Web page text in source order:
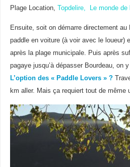
Plage Location,
Topdelire, Le monde
Ensuite, soit on démarre directement
paddle en voiture (à voir avec le loueur)
après la plage municipale. Puis après
pagaye jusqu’à dépasser Bourdeau, on
L’option des « Paddle Lovers »?
km aller. Mais ça requiert tout de même